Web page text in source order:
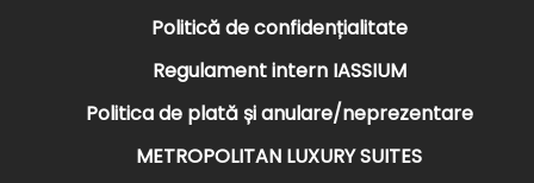
Politică de confidențialitate
Regulament intern IASSIUM
Politica de plată și anulare/neprezentare
METROPOLITAN LUXURY SUITES